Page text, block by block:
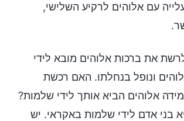
ועלייה עם אלוהים לרקיע השלישי,
את ברכות אלוהים מובא לידי
ונופל בנחלתו. האם רכשת
אלוהים הביא אותך לידי שלמות?
בני אדם לידי שלמות באקראי. יש